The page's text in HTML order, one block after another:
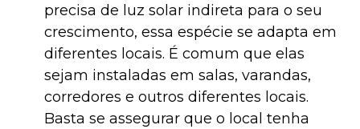
precisa de luz solar indireta para o seu
crescimento, essa espécie se adapta em
diferentes locais. É comum que elas
sejam instaladas em salas, varandas,
corredores e outros diferentes locais.
Basta se assegurar que o local tenha